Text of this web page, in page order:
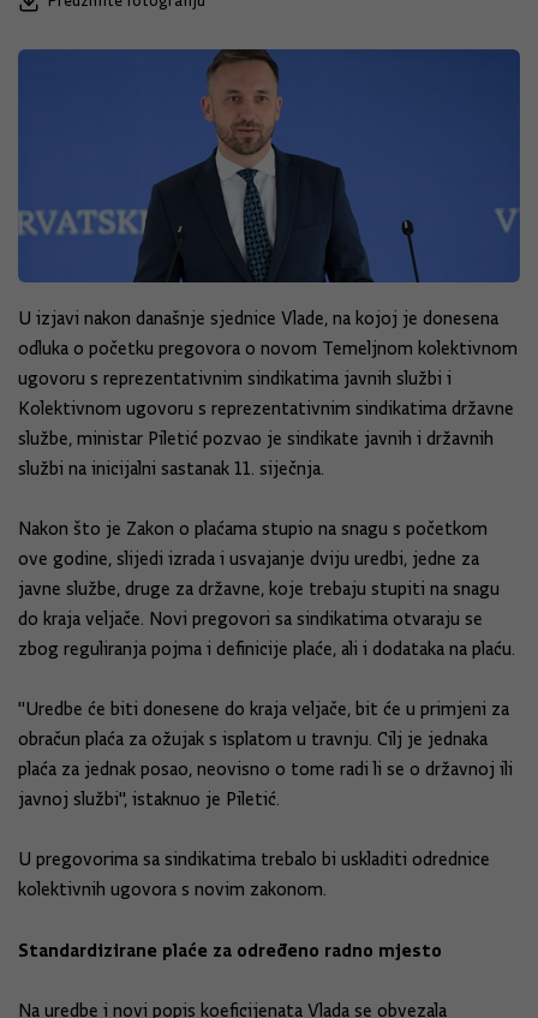
U izjavi nakon današnje sjednice Vlade, na kojoj je donesena
odluka o početku pregovora o novom Temeljnom kolektivnom
ugovoru s reprezentativnim sindikatima javnih službi i
Kolektivnom ugovoru s reprezentativnim sindikatima državne
službe, ministar Piletić pozvao je sindikate javnih i državnih
službi na inicijalni sastanak 11. siječnja.
Nakon što je Zakon o plaćama stupio na snagu s početkom
ove godine, slijedi izrada i usvajanje dviju uredbi, jedne za
javne službe, druge za državne, koje trebaju stupiti na snagu
do kraja veljače. Novi pregovori sa sindikatima otvaraju se
zbog reguliranja pojma i definicije plaće, ali i dodataka na plaću.
"Uredbe će biti donesene do kraja veljače, bit će u primjeni za
obračun plaća za ožujak s isplatom u travnju. Cilj je jednaka
plaća za jednak posao, neovisno o tome radi li se o državnoj ili
javnoj službi", istaknuo je Piletić.
U pregovorima sa sindikatima trebalo bi uskladiti odrednice
kolektivnih ugovora s novim zakonom.
Standardizirane plaće za određeno radno mjesto
Na uredbe i novi popis koeficijenata Vlada se obvezala